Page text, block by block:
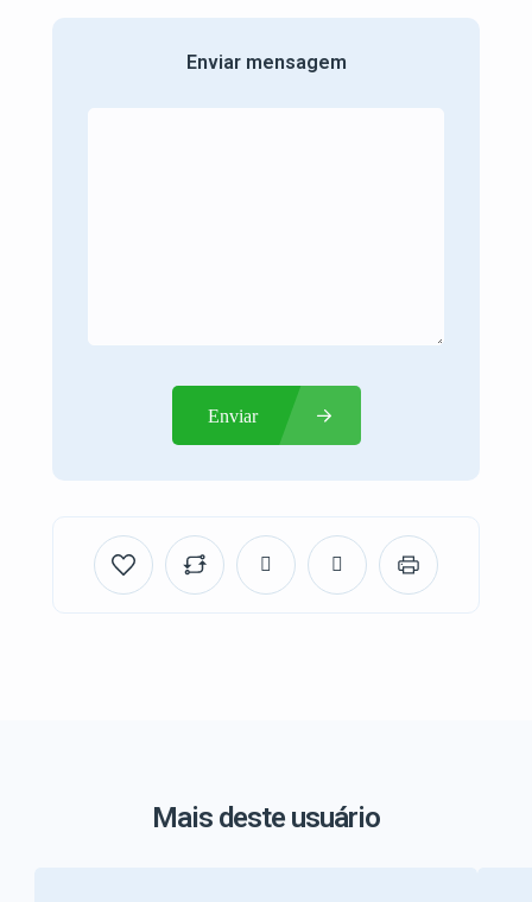
Enviar mensagem
Enviar
Mais deste usuário